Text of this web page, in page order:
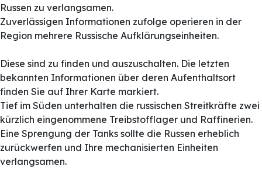
Russen zu verlangsamen.
Zuverlässigen Informationen zufolge operieren in der
Region mehrere Russische Aufklärungseinheiten.
Diese sind zu finden und auszuschalten. Die letzten
bekannten Informationen über deren Aufenthaltsort
finden Sie auf Ihrer Karte markiert.
Tief im Süden unterhalten die russischen Streitkräfte zwei
kürzlich eingenommene Treibstofflager und Raffinerien.
Eine Sprengung der Tanks sollte die Russen erheblich
zurückwerfen und Ihre mechanisierten Einheiten
verlangsamen.